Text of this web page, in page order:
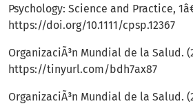
Psychology: Science and Practice,
https://doi.org/10.1111/cpsp.12367
OrganizaciÃ³n Mundial de la Salud.
https://tinyurl.com/bdh7ax87
OrganizaciÃ³n Mundial de la Salud.